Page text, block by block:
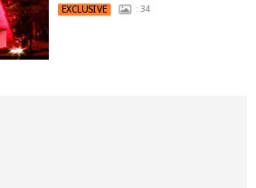
EXCLUSIVE : 34